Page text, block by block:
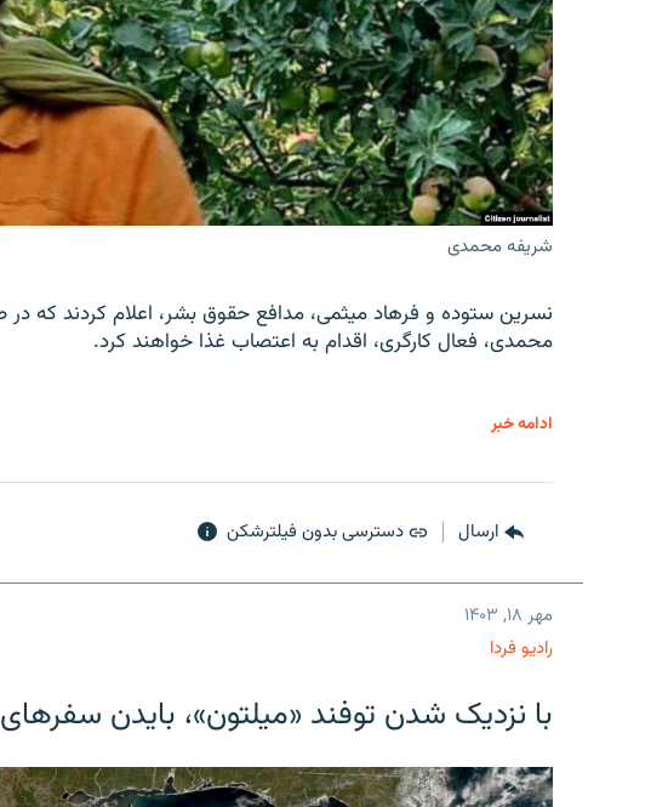
شریفه محمدی
نسرین ستوده و فرهاد میثمی، مدافع حقوق بشر، اعلام کردند که
محمدی، فعال کارگری، اقدام به اعتصاب غذا خواهند کرد.
ادامه خبر
ارسال دسترسی بدون فیلترشکن
مهر ۱۸, ۱۴۰۳
رادیو فردا
با نزدیک شدن توفند «میلتون»، بایدن